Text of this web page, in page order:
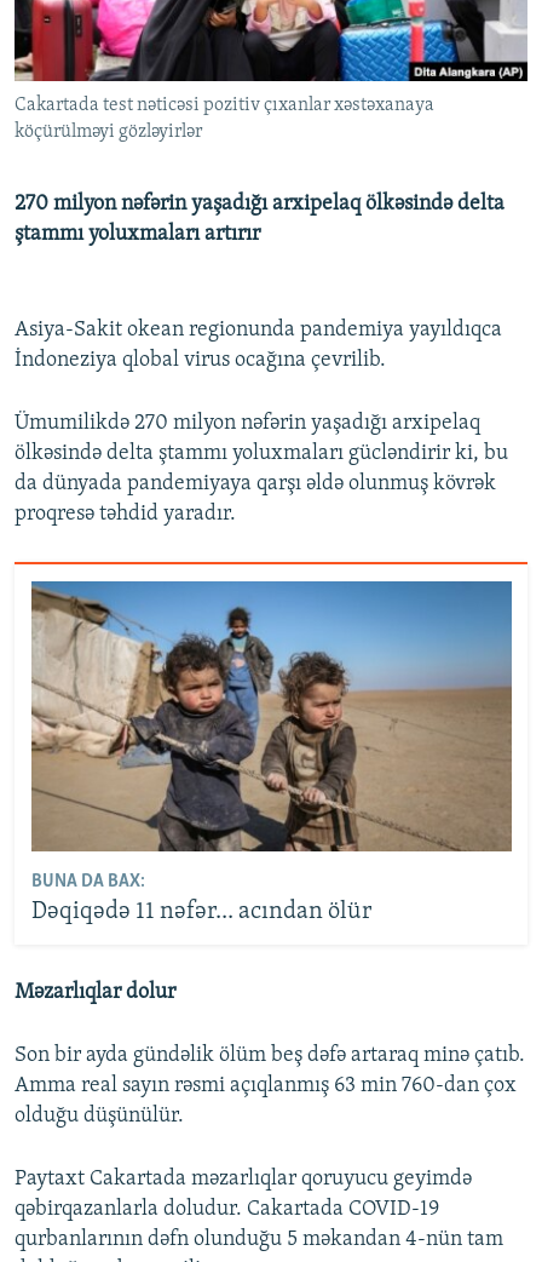
İNFOQRAFIKA
KARIKATURA
AZƏRBAYCAN ƏDƏBIYYATI KITABXANASI
İSLAM VƏ DEMOKRATIYA
İZ - MƏDƏNIYYƏT PROQRAMI
MISSIYAMIZ
PEŞƏ ETIKASI VƏ JURNALISTIKA STANDARTLARIMIZ
MATERIALLARIMIZDAN ISTIFADƏ
BIZIMLƏ ƏLAQƏ
XƏBƏR BÜLLETENLƏRIMIZ
BIZI IZLƏ
Cakartada test nəticəsi pozitiv çıxanlar xəstəxanaya
köçürülməyi gözləyirlər
270 milyon nəfərin yaşadığı arxipelaq ölkəsində delta
ştammı yoluxmaları artırır
Asiya-Sakit okean regionunda pandemiya yayıldıqca
İndoneziya qlobal virus ocağına çevrilib.
Ümumilikdə 270 milyon nəfərin yaşadığı arxipelaq
ölkəsində delta ştammı yoluxmaları gücləndirir ki, bu
da dünyada pandemiyaya qarşı əldə olunmuş kövrək
proqresə təhdid yaradır.
BUNA DA BAX:
Dəqiqədə 11 nəfər... acından ölür
Məzarlıqlar dolur
Son bir ayda gündəlik ölüm beş dəfə artaraq minə çatıb.
Amma real sayın rəsmi açıqlanmış 63 min 760-dan çox
olduğu düşünülür.
Paytaxt Cakartada məzarlıqlar qoruyucu geyimdə
qəbirqazanlarla doludur. Cakartada COVID-19
qurbanlarının dəfn olunduğu 5 məkandan 4-nün tam